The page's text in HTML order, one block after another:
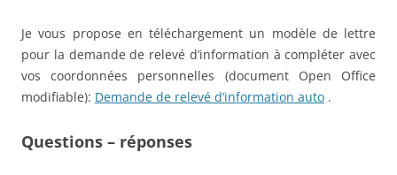
Je vous propose en téléchargement un modèle de lettre
pour la demande de relevé d’information à compléter avec
vos coordonnées personnelles (document Open Office
modifiable): Demande de relevé d’information auto .
Questions – réponses